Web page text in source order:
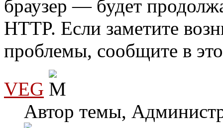
браузер — будет
HTTP. Если заметите
проблемы, сообщите в
VEG
Автор темы,